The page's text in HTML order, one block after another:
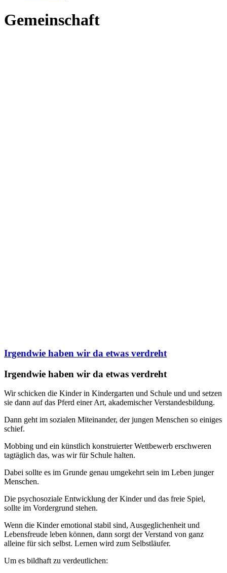
Gemeinschaft
Irgendwie haben wir da etwas verdreht
Irgendwie haben wir da etwas verdreht
Wir schicken die Kinder in Kindergarten und Schule und und setzen
sie dann auf das Pferd einer Art, akademischer Verstandesbildung.
Dann geht im sozialen Miteinander, der jungen Menschen so einiges
schief.
Mobbing und ein künstlich konstruierter Wettbewerb erschweren
tagtäglich das, was wir für Schule halten.
Dabei sollte es im Grunde genau umgekehrt sein im Leben junger
Menschen.
Die psychosoziale Entwicklung der Kinder und das freie Spiel,
sollte im Vordergrund stehen.
Wenn die Kinder emotional stabil sind, Ausgeglichenheit und
Lebensfreude leben können, dann sorgt der Verstand von ganz
alleine für sich selbst. Lernen wird zum Selbstläufer.
Um es bildhaft zu verdeutlichen: